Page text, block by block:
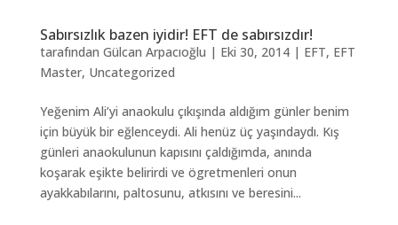
Sabırsızlık bazen iyidir! EFT de sabırsızdır!
tarafından Gülcan Arpacıoğlu | Eki 30, 2014| EFT, EFT
Master, Uncategorized
Yeğenim Ali’yi anaokulu çıkışında aldığım günler benim
için büyük bir eğlenceydi. Ali henüz üç yaşındaydı. Kış
günleri anaokulunun kapısını çaldığımda, anında
koşarak eşikte belirirdi ve ögretmenleri onun
ayakkabılarını, paltosunu, atkısını ve beresini...